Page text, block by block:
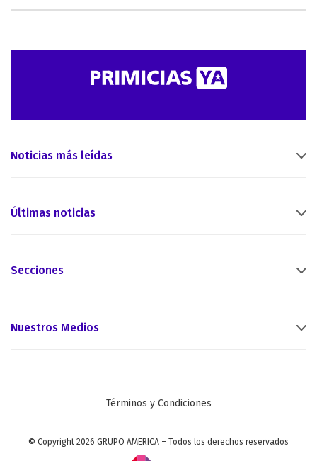
Noticias más leídas
Últimas noticias
Secciones
Nuestros Medios
Términos y Condiciones
© Copyright 2026 GRUPO AMERICA – Todos los derechos reservados